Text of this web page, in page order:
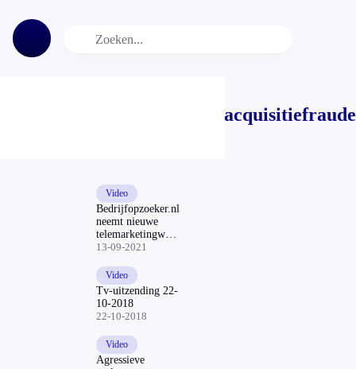
acquisitiefraude
Video
Bedrijfopzoeker.nl
neemt nieuwe
telemarketingwet
niet zo nauw
13-09-2021
Video
Tv-uitzending 22-
10-2018
22-10-2018
Video
Agressieve